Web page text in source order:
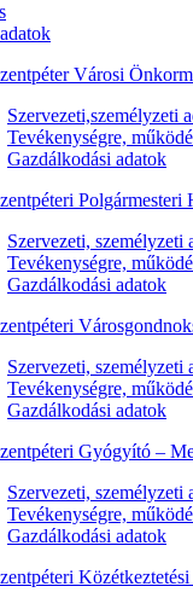
Városi
Szervezeti,személyzeti
Tevékenységre,
Gazdálkodási adatok
Polgármesteri
Szervezeti, személyzeti
Tevékenységre,
Gazdálkodási adatok
Szervezeti, személyzeti
Tevékenységre,
Gazdálkodási adatok
Gyógyító –
Szervezeti, személyzeti
Tevékenységre,
Gazdálkodási adatok